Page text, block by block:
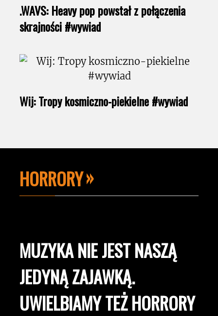
.WAVS: Heavy pop powstał z połączenia
skrajności #wywiad
Wij: Tropy kosmiczno-piekielne #wywiad
HORRORY
MUZYKA NIE JEST NASZĄ
JEDYNĄ ZAJAWKĄ.
UWIELBIAMY TEŻ HORRORY